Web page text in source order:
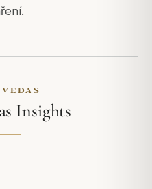
Insights